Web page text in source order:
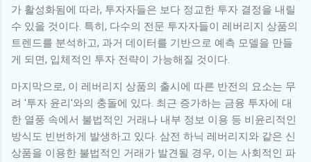
가 활성화됨에 따라, 투자자들은 보다 정교한 투자 결정을 내릴
수 있을 것이다. 특히, 다수의 전문 투자자들이 레버리지 상품의
트렌드를 분석하고, 과거 데이터를 기반으로 예측 모델을 만들
게 되면, 입체적인 투자 전략이 가능해질 것이다.
마지막으로, 이 레버리지 상품의 출시에 따른 반전의 요소는 무
려 '투자 윤리'와의 충돌에 있다. 최근 증가하는 금융 투자에 대
한 열풍 속에서 불법적인 거래나 내부 정보 이용 등 비윤리적인
방식도 빈번하게 발생하고 있다. 삼전 하닉 레버리지와 같은 신
상품을 이용한 불법적인 거래가 발견될 경우, 이는 사회적인 파